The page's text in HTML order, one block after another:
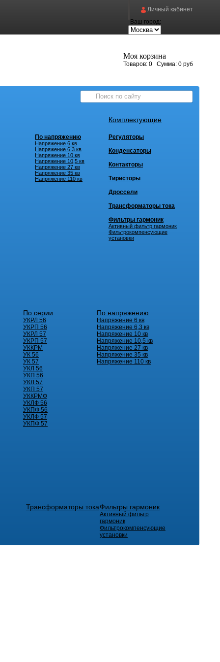
Личный кабинет
Ваш город:
Моя корзина
Товаров: 0 Сумма: 0 руб
По напряжению
Напряжение 6 кв
Напряжение 6,3 кв
Напряжение 10 кв
Напряжение 10,5 кв
Напряжение 27 кв
Напряжение 35 кв
Напряжение 110 кв
Комплектующие
Регуляторы
Конденсаторы
Контакторы
Тиристоры
Дроссели
Трансформаторы тока
Фильтры гармоник
Активный фильтр гармоник
Фильтрокомпенсующие
установки
По серии
УКРЛ 56
УКРП 56
УКРЛ 57
УКРП 57
УККРМ
УК 56
УК 57
УКЛ 56
УКП 56
УКЛ 57
УКП 57
УККРМФ
УКЛФ 56
УКПФ 56
УКЛФ 57
УКПФ 57
По напряжению
Напряжение 6 кв
Напряжение 6,3 кв
Напряжение 10 кв
Напряжение 10,5 кв
Напряжение 27 кв
Напряжение 35 кв
Напряжение 110 кв
Трансформаторы токаФильтры гармоник
Активный фильтр
гармоник
Фильтрокомпенсующие
установки